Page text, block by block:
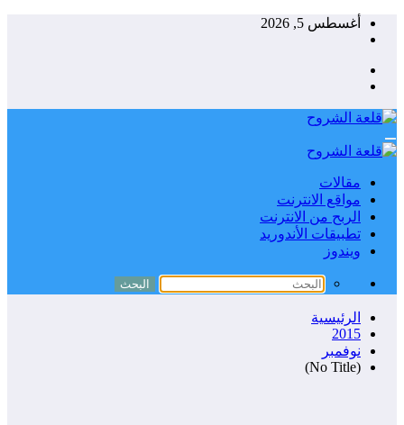
التجاوزأغسطس 5, 2026
مقالات
مواقع الانترنت
الربح من الانترنت
تطبيقات الأندوريد
ويندوز
الرئيسية
2015
نوفمبر
(No Title)